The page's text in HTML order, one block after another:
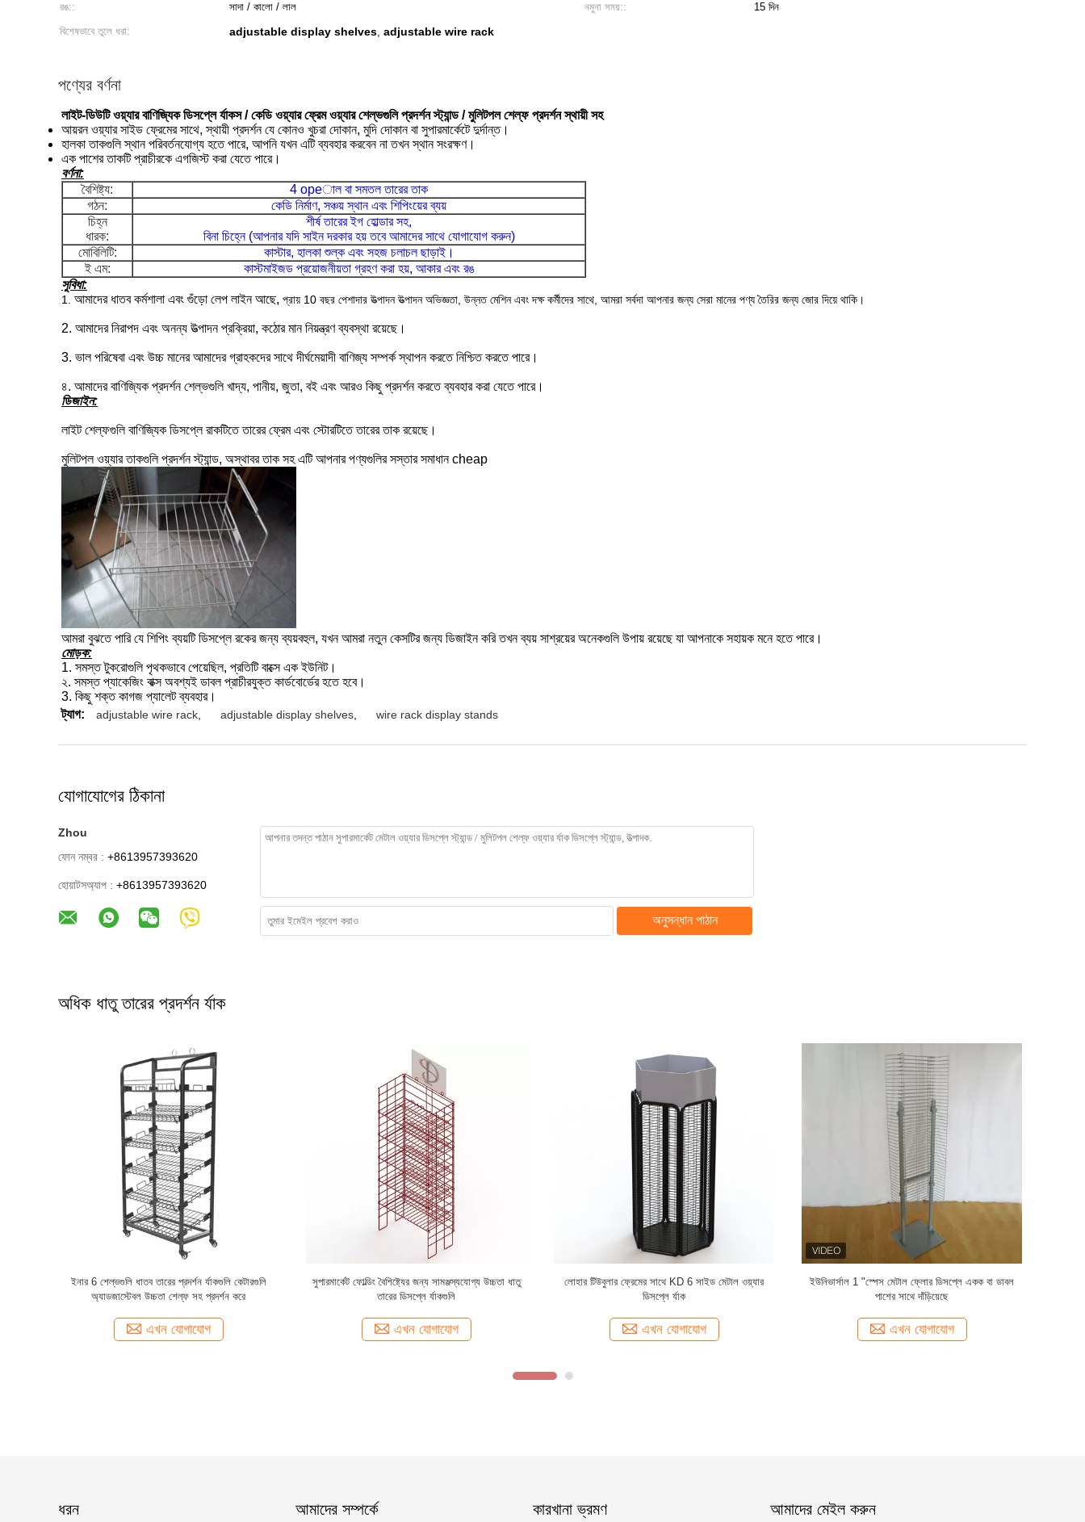
রঙ::
সাদা / কালো / লাল নমুনা সময়::
15 দিন
বিশেষভাবে তুলে ধরা:
adjustable display shelves, adjustable wire rack
পণ্যের বর্ণনা
লাইট-ডিউটি ​​ওয়্যার বাণিজ্যিক ডিসপ্লে র্যাকস / কেডি ওয়্যার ফ্রেম ওয়্যার শেল্ভগুলি প্রদর্শন স্ট্যান্ড / মুলিটপল শেল্ফ প্রদর্শন স্থায়ী সহ
আয়রন ওয়্যার সাইড ফ্রেমের সাথে, স্থায়ী প্রদর্শন যে কোনও খুচরা দোকান, মুদি দোকান বা সুপারমার্কেটে দুর্দান্ত।
হালকা তাকগুলি স্থান পরিবর্তনযোগ্য হতে পারে, আপনি যখন এটি ব্যবহার করবেন না তখন স্থান সংরক্ষণ।
এক পাশের তাকটি প্রাচীরকে এগজিস্ট করা যেতে পারে।
বর্ণনা:
বৈশিষ্ট্য:
4 opeাল বা সমতল তারের তাক
গঠন:
কেডি নির্মাণ, সঞ্চয় স্থান এবং শিপিংয়ের ব্যয়
চিহ্ন
ধারক:
শীর্ষ তারের ইগ হোল্ডার সহ,
বিনা চিহ্নে (আপনার যদি সাইন দরকার হয় তবে আমাদের সাথে যোগাযোগ করুন)
মোবিলিটি:
কাস্টার, হালকা শুল্ক এবং সহজ চলাচল ছাড়াই।
ই এম:
কাস্টমাইজড প্রয়োজনীয়তা গ্রহণ করা হয়, আকার এবং রঙ
সুবিধা:
1. আমাদের ধাতব কর্মশালা এবং গুঁড়ো লেপ লাইন আছে, প্রায় 10 বছর পেশাদার উত্পাদন উত্পাদন অভিজ্ঞতা, উন্নত মেশিন এবং দক্ষ কর্মীদের সাথে, আমরা সর্বদা আপনার জন্য সেরা মানের পণ্য তৈরির জন্য জোর দিয়ে থাকি।
2. আমাদের নিরাপদ এবং অনন্য উত্পাদন প্রক্রিয়া, কঠোর মান নিয়ন্ত্রণ ব্যবস্থা রয়েছে।
3. ভাল পরিষেবা এবং উচ্চ মানের আমাদের গ্রাহকদের সাথে দীর্ঘমেয়াদী বাণিজ্য সম্পর্ক স্থাপন করতে নিশ্চিত করতে পারে।
৪. আমাদের বাণিজ্যিক প্রদর্শন শেল্ভগুলি খাদ্য, পানীয়, জুতা, বই এবং আরও কিছু প্রদর্শন করতে ব্যবহার করা যেতে পারে।
ডিজাইন:
লাইট শেল্ফগুলিবাণিজ্যিক ডিসপ্লে রাকটিতেতারের ফ্রেম এবং স্টোরটিতে তারের তাক রয়েছে।
মুলিটপল ওয়্যার তাকগুলি প্রদর্শন স্ট্যান্ড, অস্থাবর তাক সহ এটি আপনার পণ্যগুলির সস্তার সমাধান cheap
আমরা বুঝতে পারি যে শিপিং ব্যয়টি ডিসপ্লে রকের জন্য ব্যয়বহুল, যখন আমরা নতুন কেসটির জন্য ডিজাইন করি তখন ব্যয় সাশ্রয়ের অনেকগুলি উপায় রয়েছে যা আপনাকে সহায়ক মনে হতে পারে।
মোড়ক:
1. সমস্ত টুকরোগুলি পৃথকভাবে পেয়েছিল, প্রতিটি বাক্সে এক ইউনিট।
২. সমস্ত প্যাকেজিং বাক্স অবশ্যই ডাবল প্রাচীরযুক্ত কার্ডবোর্ডের হতে হবে।
3. কিছু শক্ত কাগজ প্যালেট ব্যবহার।
ট্যাগ:
adjustable wire rack adjustable display shelves wire rack display stands
যোগাযোগের ঠিকানা
Zhou
ফোন নম্বর : +8613957393620
হোয়াটসঅ্যাপ : +8613957393620
অনুসন্ধান পাঠান
অধিক ধাতু তারের প্রদর্শন র্যাক
ইস্পাত 4 বালুচর ধাতু মেঝে স্ট্যান্ড
এখন যোগাযোগ
একাধিক তাকগুলি কেডি স্ট্রাকচার ওয়্যার রাক ডিসপ্লে / লাইট
ডিউটি ​​তারের খুচরা ডিসপ্লে র্যাকগুলি
এখন যোগাযোগ
ফোর ওয়ে মেটাল ওয়্যার রিটেইল ডিসপ্লে র্যাকস, এক্স শেপ
ওয়্যার গ্রিড ডিসপ্লে স্ট্যান্ড
এখন যোগাযোগ
গ্রাহকের ব্যাগের জন্য মেটাল ওয়্যার ফ্লোরিং ডিসপ্লে র্যাক 7x9
ইঞ্চি
এখন যোগাযোগ
ধরন আমাদের সম্পর্কে কারখানা ভ্রমণ আমাদের মেইল ​​করুন